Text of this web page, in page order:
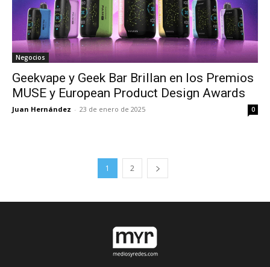
Negocios
Geekvape y Geek Bar Brillan en los Premios
MUSE y European Product Design Awards
Juan Hernández - 23 de enero de 2025 0
1 2